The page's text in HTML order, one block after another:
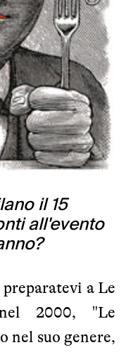
il 15
all'evento
a Le
2000, "Le
nel suo genere,